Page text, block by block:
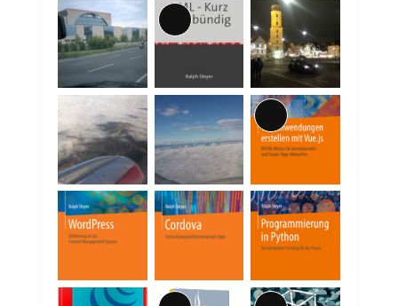
Lange
Beschreibung
Lange
Beschreibung